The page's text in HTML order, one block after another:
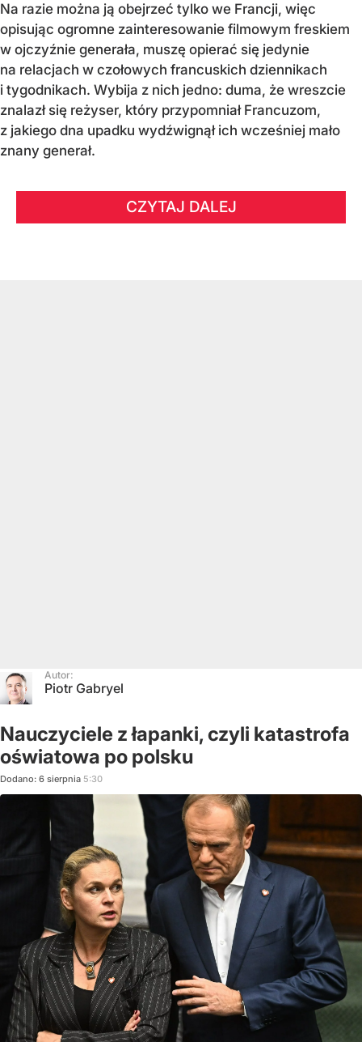
Na razie można ją obejrzeć tylko we Francji, więc
opisując ogromne zainteresowanie filmowym freskiem
w ojczyźnie generała, muszę opierać się jedynie
na relacjach w czołowych francuskich dziennikach
i tygodnikach. Wybija z nich jedno: duma, że wreszcie
znalazł się reżyser, który przypomniał Francuzom,
z jakiego dna upadku wydźwignął ich wcześniej mało
znany generał.
CZYTAJ DALEJ
Autor:
Piotr Gabryel
Nauczyciele z łapanki, czyli katastrofa
oświatowa po polsku
Dodano: 6 sierpnia 5:30